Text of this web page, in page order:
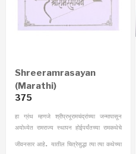
Shreeramrasayan
(Marathi)
375
हा ग्रंथ म्हणजे श्रीप्रभूरामचंद्रांच्या जन्मापासून
अयोध्येत रामराज्य स्थापन होईपर्यंतच्या रामकथेचे
जीवनसार आहे.यातील चित्रेसुद्धा त्या त्या कथेच्या